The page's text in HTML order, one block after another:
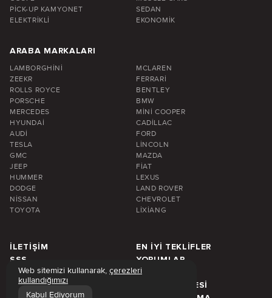
PICK-UP KAMYONET
SEDAN
ELEKTRIKLI
EKONOMIK
ARABA MARKALARI
LAMBORGHINI
MCLAREN
ZEEKR
FERRARI
ROLLS ROYCE
BENTLEY
PORSCHE
BMW
MERCEDES
MINI COOPER
HYUNDAI
CADILLAC
AUDI
FORD
TESLA
LINCOLN
GMC
MAZDA
JEEP
FIAT
HUMMER
LEXUS
DODGE
LAND ROVER
NISSAN
CHEVROLET
TOYOTA
LIXIANG
İLETIŞIM
EN IYI TEKLIFLER
SSS
YORUMLAR
HAKKIMIZDA
BLOG
ARABA KIRALAMA FIYATI
DUBAI BÖLGESI
Web sitemizi kullanarak, çerezleri
kullandığımızı
Kabul Ediyorum